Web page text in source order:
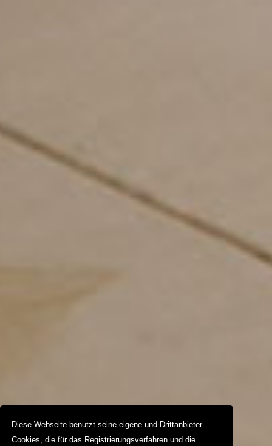
Diese Webseite benutzt seine eigene und Drittanbieter-
Cookies, die für das Registrierungsverfahren und die